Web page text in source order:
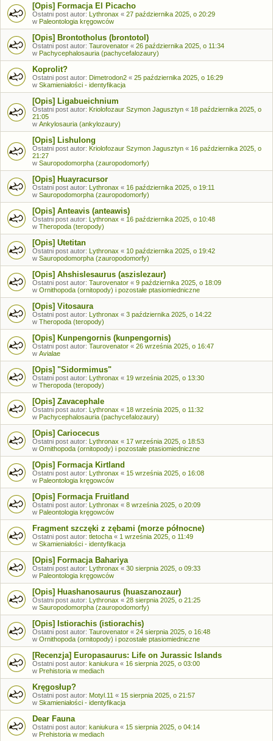
[Opis] Formacja El Picacho
Ostatni post autor: Lythronax « 27 października 2025, o 20:29
w Paleontologia kręgowców
[Opis] Brontotholus (brontotol)
Ostatni post autor: Taurovenator « 26 października 2025, o 11:34
w Pachycephalosauria (pachycefalozaury)
Koprolit?
Ostatni post autor: Dimetrodon2 « 25 października 2025, o 16:29
w Skamieniałości - identyfikacja
[Opis] Ligabueichnium
Ostatni post autor: Kriolofozaur Szymon Jagusztyn « 18 października 2025, o
21:05
w Ankylosauria (ankylozaury)
[Opis] Lishulong
Ostatni post autor: Kriolofozaur Szymon Jagusztyn « 16 października 2025, o
21:27
w Sauropodomorpha (zauropodomorfy)
[Opis] Huayracursor
Ostatni post autor: Lythronax « 16 października 2025, o 19:11
w Sauropodomorpha (zauropodomorfy)
[Opis] Anteavis (anteawis)
Ostatni post autor: Lythronax « 16 października 2025, o 10:48
w Theropoda (teropody)
[Opis] Utetitan
Ostatni post autor: Lythronax « 10 października 2025, o 19:42
w Sauropodomorpha (zauropodomorfy)
[Opis] Ahshislesaurus (aszislezaur)
Ostatni post autor: Taurovenator « 9 października 2025, o 18:09
w Ornithopoda (ornitopody) i pozostałe ptasiomiedniczne
[Opis] Vitosaura
Ostatni post autor: Lythronax « 3 października 2025, o 14:22
w Theropoda (teropody)
[Opis] Kunpengornis (kunpengornis)
Ostatni post autor: Taurovenator « 26 września 2025, o 16:47
w Avialae
[Opis] "Sidormimus"
Ostatni post autor: Lythronax « 19 września 2025, o 13:30
w Theropoda (teropody)
[Opis] Zavacephale
Ostatni post autor: Lythronax « 18 września 2025, o 11:32
w Pachycephalosauria (pachycefalozaury)
[Opis] Cariocecus
Ostatni post autor: Lythronax « 17 września 2025, o 18:53
w Ornithopoda (ornitopody) i pozostałe ptasiomiedniczne
[Opis] Formacja Kirtland
Ostatni post autor: Lythronax « 15 września 2025, o 16:08
w Paleontologia kręgowców
[Opis] Formacja Fruitland
Ostatni post autor: Lythronax « 8 września 2025, o 20:09
w Paleontologia kręgowców
Fragment szczęki z zębami (morze północne)
Ostatni post autor: tletocha « 1 września 2025, o 11:49
w Skamieniałości - identyfikacja
[Opis] Formacja Bahariya
Ostatni post autor: Lythronax « 30 sierpnia 2025, o 09:33
w Paleontologia kręgowców
[Opis] Huashanosaurus (huaszanozaur)
Ostatni post autor: Lythronax « 28 sierpnia 2025, o 21:25
w Sauropodomorpha (zauropodomorfy)
[Opis] Istiorachis (istiorachis)
Ostatni post autor: Taurovenator « 24 sierpnia 2025, o 16:48
w Ornithopoda (ornitopody) i pozostałe ptasiomiedniczne
[Recenzja] Europasaurus: Life on Jurassic Islands
Ostatni post autor: kaniukura « 16 sierpnia 2025, o 03:00
w Prehistoria w mediach
Kręgosłup?
Ostatni post autor: Motyl.11 « 15 sierpnia 2025, o 21:57
w Skamieniałości - identyfikacja
Dear Fauna
Ostatni post autor: kaniukura « 15 sierpnia 2025, o 04:14
w Prehistoria w mediach